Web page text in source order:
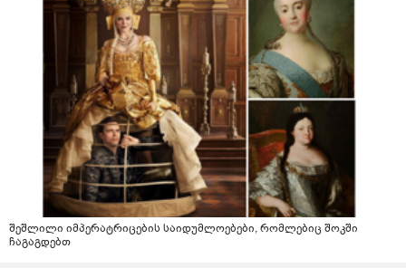
შეშლილი იმპერატრიცების საიდუმლოებები, რომლებიც შოკში
ჩაგაგდებთ